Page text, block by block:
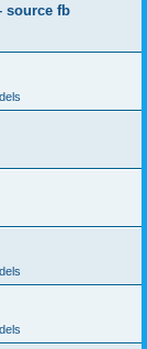
source fb